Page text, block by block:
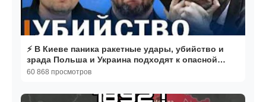
⚡️ В Киеве паника ракетные удары, убийство и
зрада Польша и Украина подходят к опасной
черте
60 868 просмотров